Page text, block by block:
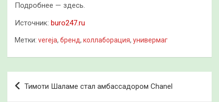
Подробнее — здесь.
Источник: buro247.ru
Метки: vereja, бренд, коллаборация, универмаг
Навигация
по
Тимоти Шаламе стал амбассадором Chanel